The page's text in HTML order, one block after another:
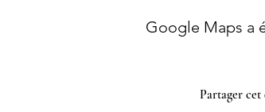
Google Maps a
Partager cet